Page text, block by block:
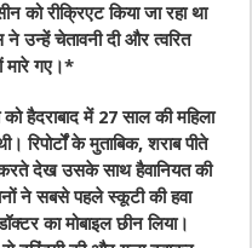
को रीक्रिएट किया जा रहा था
उन्‍हें चेतावनी दी और त्‍वरित
मारे गए।*
हैदराबाद में 27 साल की महिला
रिपोर्टों के मुताबिक, शराब पीते
करते देख उसके साथ हैवानियत की
ने सबसे पहले स्कूटी की हवा
का मोबाइल छीन लिया।